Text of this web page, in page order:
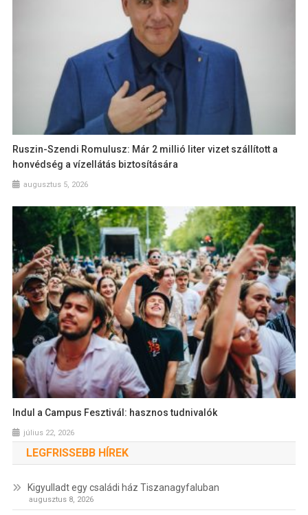
Ruszin-Szendi Romulusz: Már 2 millió liter vizet szállított a
honvédség a vízellátás biztosítására
augusztus 5, 2026
Indul a Campus Fesztivál: hasznos tudnivalók
július 22, 2026
LEGFRISSEBB HÍREK
Kigyulladt egy családi ház Tiszanagyfaluban
augusztus 8, 2026